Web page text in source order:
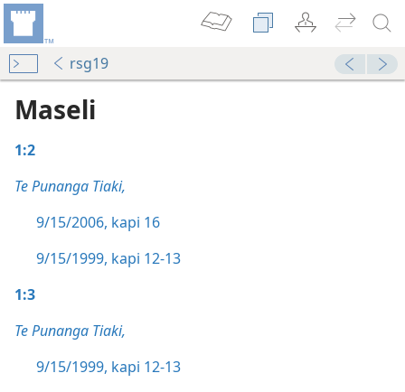
rsg19
Maseli
1:2
Te Punanga Tiaki,
9/15/2006, kapi 16
9/15/1999, kapi 12-13
1:3
Te Punanga Tiaki,
9/15/1999, kapi 12-13